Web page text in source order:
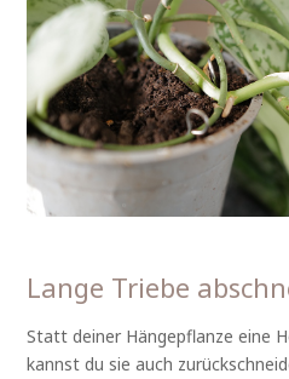
Lange Triebe
Statt deiner Hängepflanze eine
kannst du sie auch